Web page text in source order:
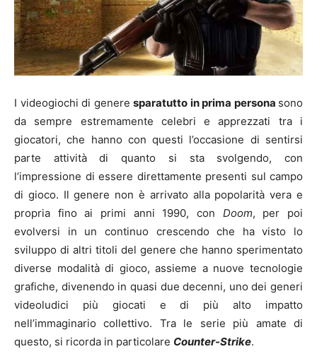
I videogiochi di genere sparatutto in prima persona sono
da sempre estremamente celebri e apprezzati tra i
giocatori, che hanno con questi l’occasione di sentirsi
parte attività di quanto si sta svolgendo, con
l’impressione di essere direttamente presenti sul campo
di gioco. Il genere non è arrivato alla popolarità vera e
propria fino ai primi anni 1990, con Doom, per poi
evolversi in un continuo crescendo che ha visto lo
sviluppo di altri titoli del genere che hanno sperimentato
diverse modalità di gioco, assieme a nuove tecnologie
grafiche, divenendo in quasi due decenni, uno dei generi
videoludici più giocati e di più alto impatto
nell’immaginario collettivo. Tra le serie più amate di
questo, si ricorda in particolare Counter-Strike.